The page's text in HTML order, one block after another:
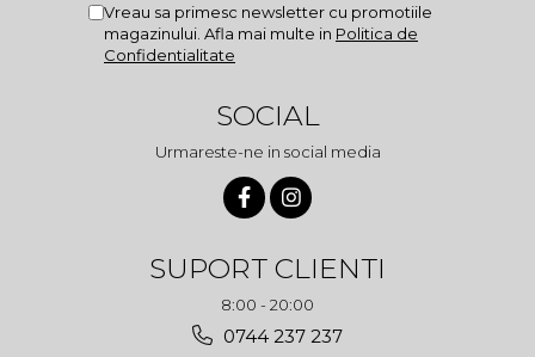
Vreau sa primesc newsletter cu promotiile
magazinului. Afla mai multe in Politica de
Confidentialitate
SOCIAL
Urmareste-ne in social media
SUPORT CLIENTI
8:00 - 20:00
0744 237 237